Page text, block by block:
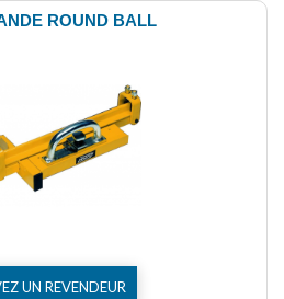
ROUND BALL
UN REVENDEUR